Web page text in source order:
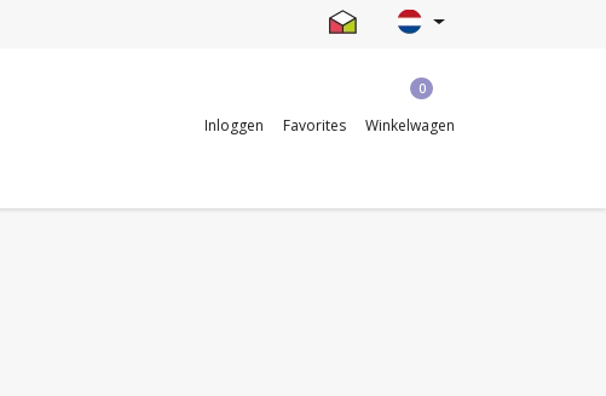
Inloggen Favorites
0
Winkelwagen